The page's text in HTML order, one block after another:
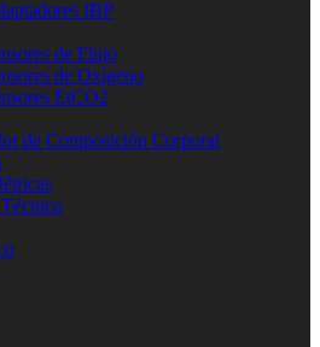
IBP
de Flujo
de Oxígeno
EtCO2
de Composición Corporal